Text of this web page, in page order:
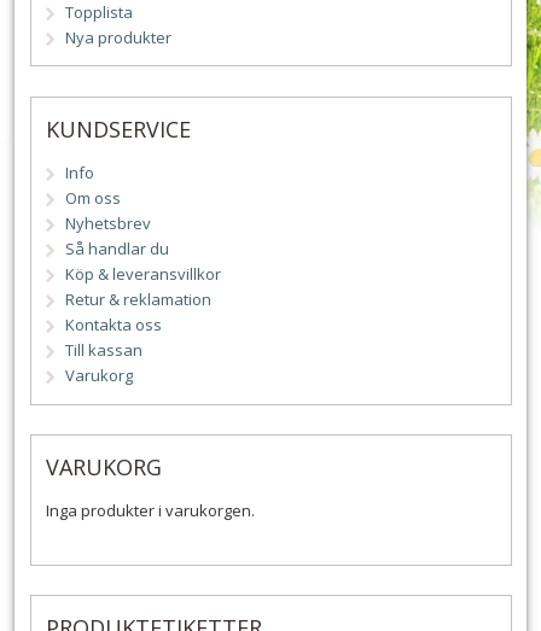
Topplista
Nya produkter
KUNDSERVICE
Info
Om oss
Nyhetsbrev
Så handlar du
Köp & leveransvillkor
Retur & reklamation
Kontakta oss
Till kassan
Varukorg
VARUKORG
Inga produkter i varukorgen.